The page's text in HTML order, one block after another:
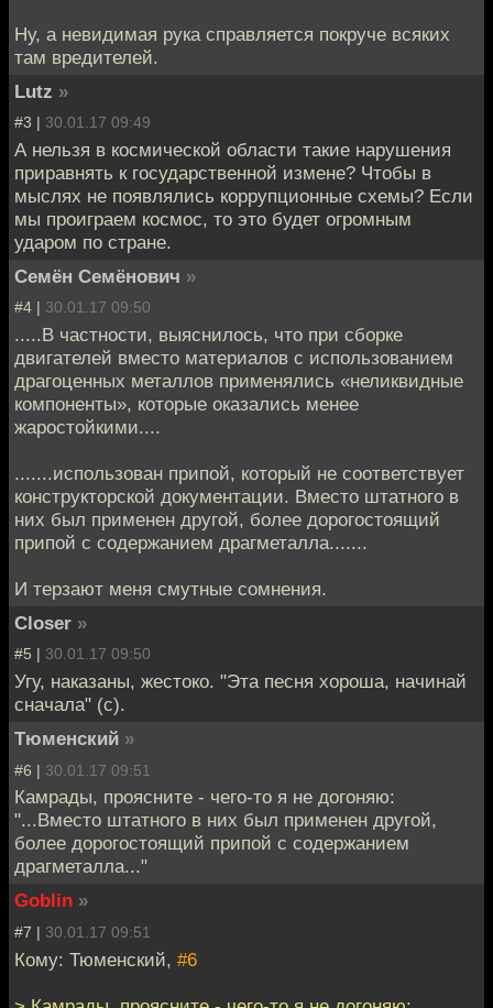
Ну, а невидимая рука справляется покруче всяких
там вредителей.
Lutz »
#3 | 30.01.17 09:49
А нельзя в космической области такие нарушения
приравнять к государственной измене? Чтобы в
мыслях не появлялись коррупционные схемы? Если
мы проиграем космос, то это будет огромным
ударом по стране.
Семён Семёнович »
#4 | 30.01.17 09:50
.....В частности, выяснилось, что при сборке
двигателей вместо материалов с использованием
драгоценных металлов применялись «неликвидные
компоненты», которые оказались менее
жаростойкими....
.......использован припой, который не соответствует
конструкторской документации. Вместо штатного в
них был применен другой, более дорогостоящий
припой с содержанием драгметалла.......
И терзают меня смутные сомнения.
Closer »
#5 | 30.01.17 09:50
Угу, наказаны, жестоко. "Эта песня хороша, начинай
сначала" (с).
Тюменский »
#6 | 30.01.17 09:51
Камрады, проясните - чего-то я не догоняю:
"...Вместо штатного в них был применен другой,
более дорогостоящий припой с содержанием
драгметалла..."
Goblin »
#7 | 30.01.17 09:51
Кому: Тюменский, #6